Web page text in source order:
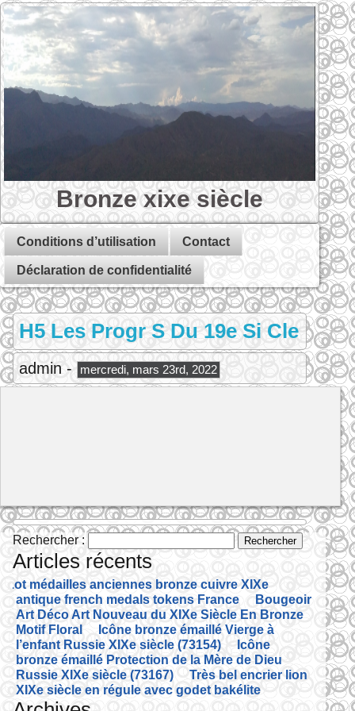
Bronze xixe siècle
Conditions d’utilisation Contact
Déclaration de confidentialité
H5 Les Progr S Du 19e Si Cle
admin - mercredi, mars 23rd, 2022
Rechercher :
Articles récents
Lot médailles anciennes bronze cuivre XIXe
antique french medals tokens France
Bougeoir
Art Déco Art Nouveau du XIXe Siècle En Bronze
Motif Floral
Icône bronze émaillé Vierge à
l’enfant Russie XIXe siècle (73154)
Icône
bronze émaillé Protection de la Mère de Dieu
Russie XIXe siècle (73167)
Très bel encrier lion
XIXe siècle en régule avec godet bakélite